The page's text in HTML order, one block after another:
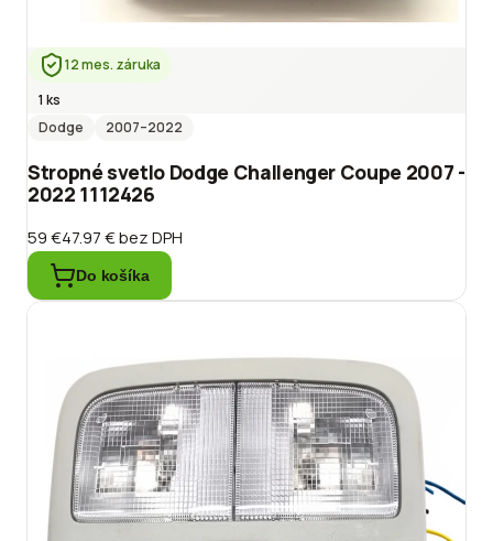
12 mes. záruka
1 ks
Dodge
2007–2022
Stropné svetlo Dodge Challenger Coupe 2007 -
2022 1112426
59 €47.97 €bez DPH
Do košíka